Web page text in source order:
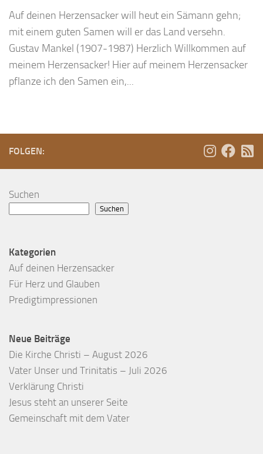
Auf deinen Herzensacker will heut ein Sämann gehn;
mit einem guten Samen will er das Land versehn.
Gustav Mankel (1907-1987) Herzlich Willkommen auf
meinem Herzensacker! Hier auf meinem Herzensacker
pflanze ich den Samen ein,...
FOLGEN:
Suchen
Suchen
Kategorien
Auf deinen Herzensacker
Für Herz und Glauben
Predigtimpressionen
Neue Beiträge
Die Kirche Christi – August 2026
Vater Unser und Trinitatis – Juli 2026
Verklärung Christi
Jesus steht an unserer Seite
Gemeinschaft mit dem Vater